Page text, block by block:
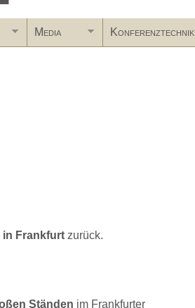
Media Konferenztechnik
in Frankfurt zurück.
Ständen im Frankfurter